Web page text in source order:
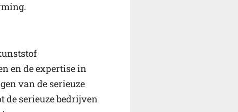
en de expertise in
van de serieuze
de serieuze bedrijven